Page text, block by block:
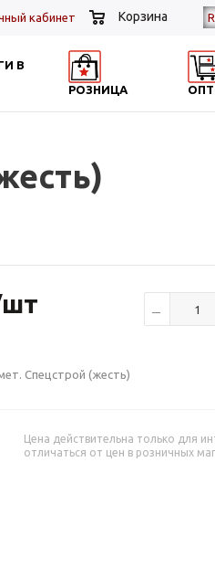
кабинет Корзина
В
РОЗНИЦА ОПТ
шт
Спецстрой (жесть)
Цена действительна только для
отличаться от цен в розничных